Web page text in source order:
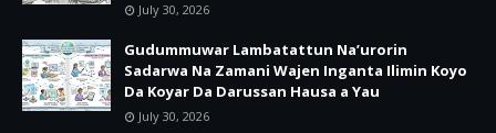
July 30, 2026
Gudummuwar Lambatattun Na’urorin
Sadarwa Na Zamani Wajen Inganta Ilimin Koyo
Da Koyar Da Darussan Hausa a Yau
July 30, 2026